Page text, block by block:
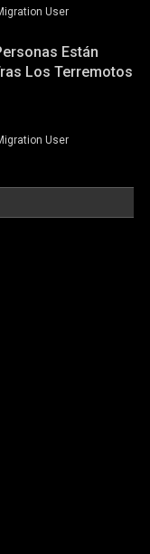
User
Están
Los Terremotos
User